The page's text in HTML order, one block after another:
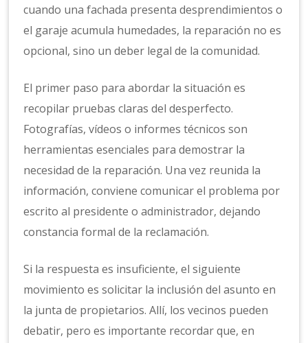
cuando una fachada presenta desprendimientos o
el garaje acumula humedades, la reparación no es
opcional, sino un deber legal de la comunidad.
El primer paso para abordar la situación es
recopilar pruebas claras del desperfecto.
Fotografías, vídeos o informes técnicos son
herramientas esenciales para demostrar la
necesidad de la reparación. Una vez reunida la
información, conviene comunicar el problema por
escrito al presidente o administrador, dejando
constancia formal de la reclamación.
Si la respuesta es insuficiente, el siguiente
movimiento es solicitar la inclusión del asunto en
la junta de propietarios. Allí, los vecinos pueden
debatir, pero es importante recordar que, en